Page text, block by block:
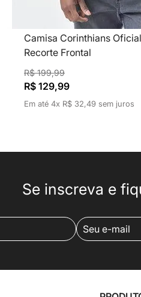
Camisa Corinthians
Recorte Frontal
R$ 199,99
R$ 129,99
Em até 4x R$ 32,49sem juros
Se inscreva e